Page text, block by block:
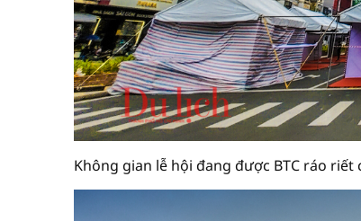
Không gian lễ hội đang được BTC ráo